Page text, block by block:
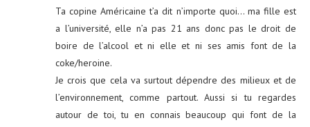
Ta copine Américaine t’a dit n’importe quoi… ma fille est
a l’université, elle n’a pas 21 ans donc pas le droit de
boire de l’alcool et ni elle et ni ses amis font de la
coke/heroine.
Je crois que cela va surtout dépendre des milieux et de
l’environnement, comme partout. Aussi si tu regardes
autour de toi, tu en connais beaucoup qui font de la